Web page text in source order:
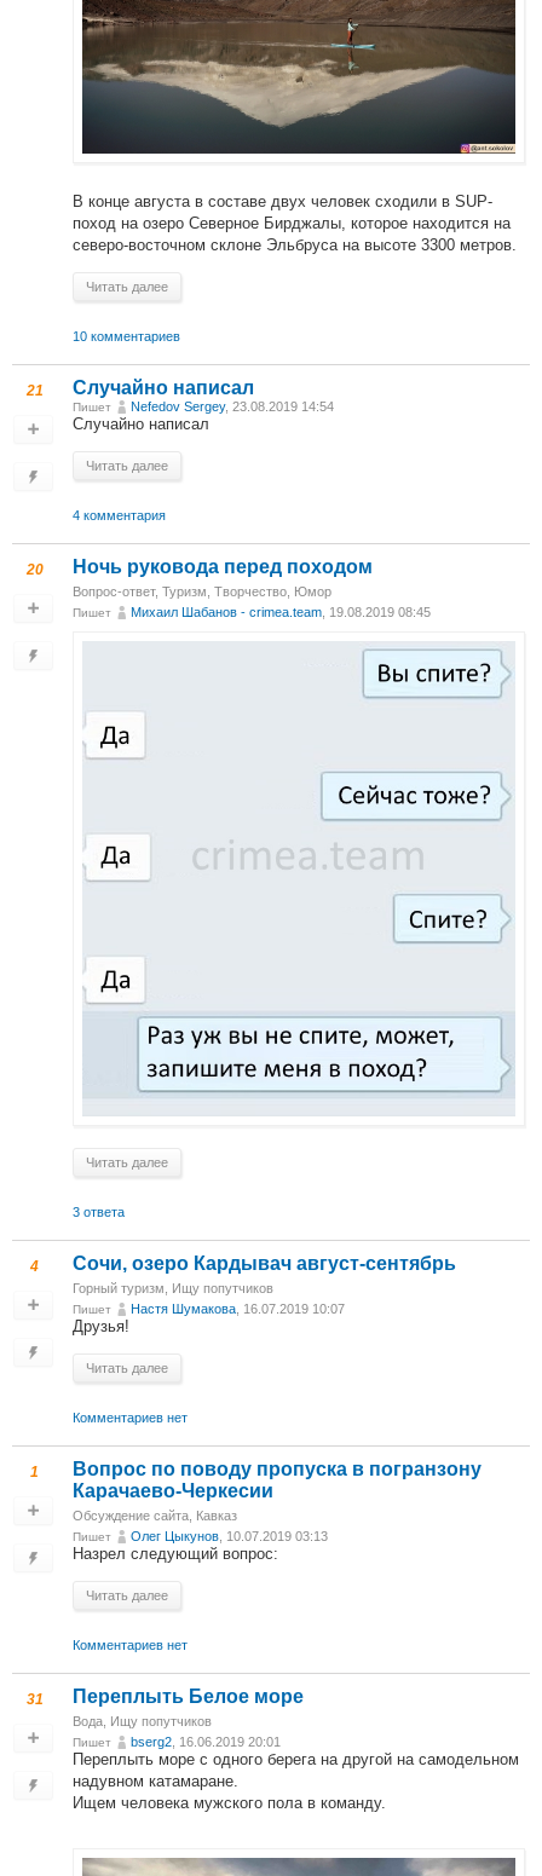
В конце августа в составе двух человек сходили в SUP-
поход на озеро Северное Бирджалы, которое находится на
северо-восточном склоне Эльбруса на высоте 3300 метров.
Читать далее
10 комментариев
21 Случайно написал
Пишет Nefedov Sergey, 23.08.2019 14:54
Случайно написал
Читать далее
4 комментария
20 Ночь руковода перед походом
Вопрос-ответ, Туризм Творчество Юмор
Пишет Михаил Шабанов - crimea.team , 19.08.2019 08:45
Читать далее
3 ответа
4 Сочи, озеро Кардывач август-сентябрь
Горный туризм Ищу попутчиков
Пишет Настя Шумакова , 16.07.2019 10:07
Друзья!
Читать далее
Комментариев нет
1
Вопрос по поводу пропуска в погранзону
Карачаево-Черкесии
Обсуждение сайта Кавказ
Пишет Олег Цыкунов , 10.07.2019 03:13
Назрел следующий вопрос:
Читать далее
Комментариев нет
31 Переплыть Белое море
Вода Ищу попутчиков
Пишет bserg2 , 16.06.2019 20:01
Переплыть море с одного берега на другой на самодельном
надувном катамаране.
Ищем человека мужского пола в команду.